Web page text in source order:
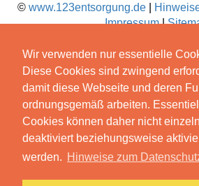
Wir verwenden nur essentielle
Diese Cookies sind zwingend
damit diese Webseite und deren
ordnungsgemäß arbeiten.
Cookies können daher nicht einzeln
deaktiviert beziehungsweise
werden. Hinweise zum
© www.123entsorgung.de
Impressum|